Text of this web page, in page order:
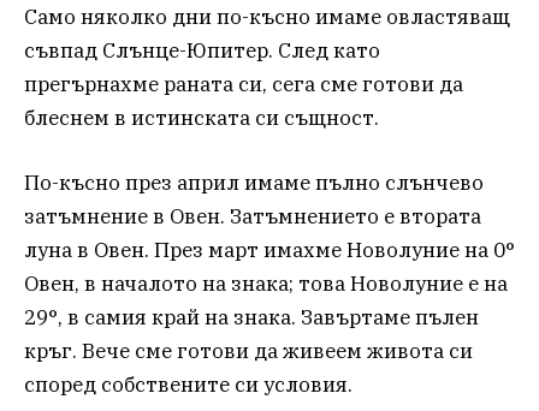
Само няколко дни по-късно имаме овластяващ
съвпад Слънце-Юпитер. След като
прегърнахме раната си, сега сме готови да
блеснем в истинската си същност.
По-късно през април имаме пълно слънчево
затъмнение в Овен. Затъмнението е втората
луна в Овен. През март имахме Новолуние на 0°
Овен, в началото на знака; това Новолуние е на
29°, в самия край на знака. Завъртаме пълен
кръг. Вече сме готови да живеем живота си
според собствените си условия.